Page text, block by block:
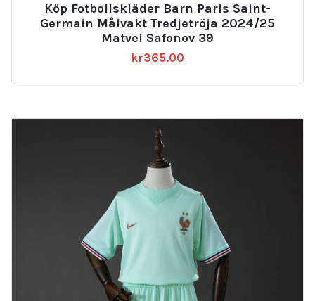
Köp Fotbollskläder Barn Paris Saint-
Germain Målvakt Tredjetröja 2024/25
Matvei Safonov 39
kr365.00